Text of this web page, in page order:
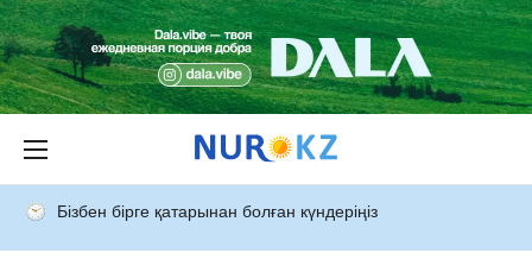
Бізбен бірге қатарынан болған күндеріңіз